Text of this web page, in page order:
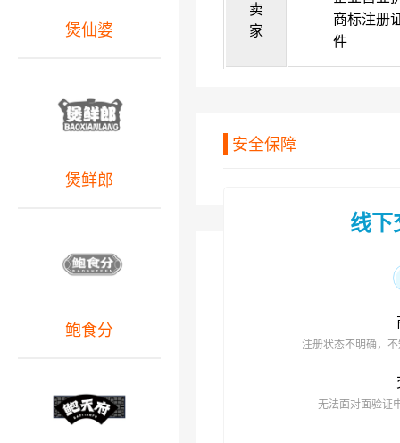
卖
家
商标注册
件
安全保障
线下
注册状态不明确，
无法面对面验证
煲仙婆
煲鲜郎
鲍食分